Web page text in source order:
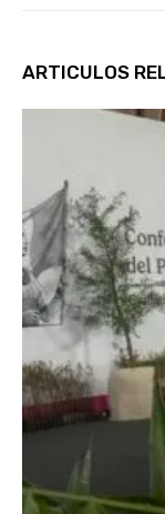
ARTICULOS